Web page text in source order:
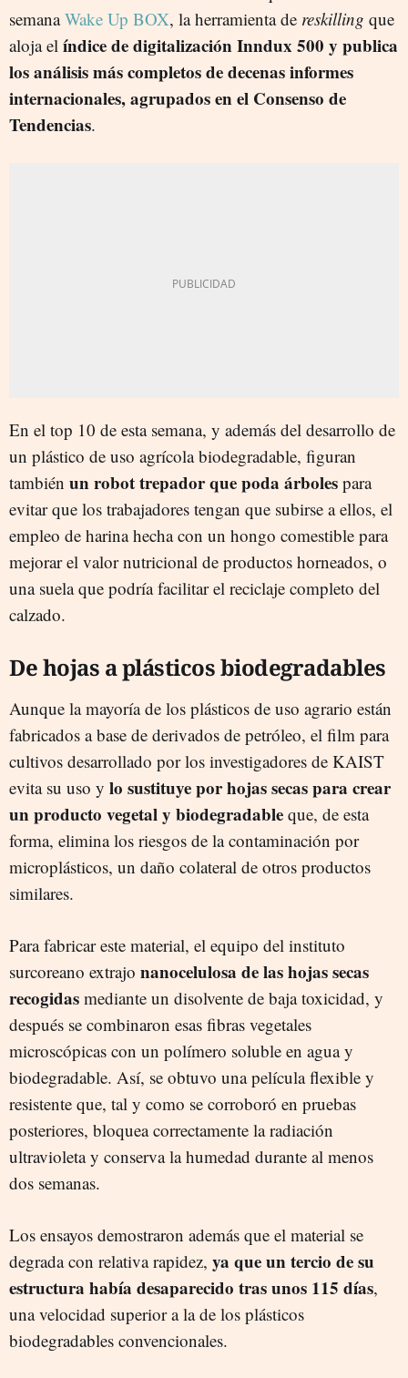
semanaWake Up BOX, la herramienta de reskilling que
aloja el índice de digitalizaciónInndux 500 y publica
los análisis más completosdedecenas informes
internacionales, agrupados en el Consenso de
Tendencias.
En el top 10 de esta semana, y además del desarrollo de
un plástico de uso agrícola biodegradable, figuran
también un robot trepadorque poda árboles para
evitar que los trabajadores tengan que subirse a ellos, el
empleo de harina hecha con un hongo comestible para
mejorar el valor nutricional de productos horneados, o
una suela que podría facilitar el reciclaje completo del
calzado.
De hojas a plásticos biodegradables
Aunque la mayoría de los plásticos de uso agrario están
fabricados a base de derivados de petróleo, el film para
cultivos desarrollado por los investigadores de KAIST
evita su uso y lo sustituye por hojas secas para crear
un producto vegetal y biodegradable que, de esta
forma, elimina los riesgos de la contaminación por
microplásticos, un daño colateral de otros productos
similares.
Para fabricar este material, el equipo del instituto
surcoreano extrajo nanocelulosa de las hojas secas
recogidas mediante un disolvente de baja toxicidad, y
después se combinaron esas fibras vegetales
microscópicas con un polímero soluble en agua y
biodegradable. Así, se obtuvo una película flexible y
resistente que, tal y como se corroboró en pruebas
posteriores, bloquea correctamente la radiación
ultravioleta y conserva la humedad durante al menos
dos semanas.
Los ensayos demostraron además que el material se
degrada con relativa rapidez, ya que un tercio de su
estructura había desaparecido tras unos 115 días,
una velocidad superior a la de los plásticos
biodegradables convencionales.